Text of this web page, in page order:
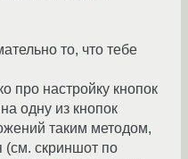
то, что тебе
про настройку кнопок
одну из кнопок
таким методом,
(см. скриншот по